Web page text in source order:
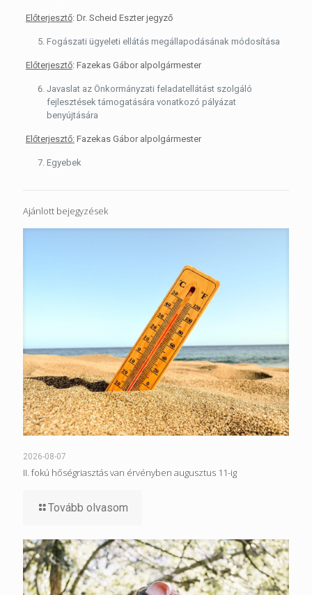
Előterjesztő: Dr. Scheid Eszter jegyző
Fogászati ügyeleti ellátás megállapodásának módosítása
Előterjesztő: Fazekas Gábor alpolgármester
Javaslat az Önkormányzati feladatellátást szolgáló
fejlesztések támogatására vonatkozó pályázat
benyújtására
Előterjesztő:Fazekas Gábor alpolgármester
Egyebek
Ajánlott bejegyzések
2026-08-07
II. fokú hőségriasztás van érvényben augusztus 11-ig
Tovább olvasom